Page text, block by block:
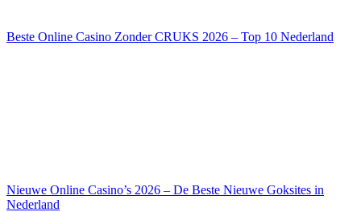
Beste Online Casino Zonder CRUKS 2026 – Top 10 Nederland
Nieuwe Online Casino’s 2026 – De Beste Nieuwe Goksites in
Nederland